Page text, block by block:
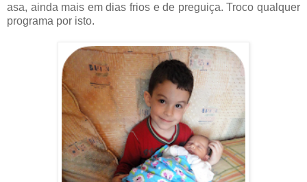
asa, ainda mais em dias frios e de preguiça. Troco qualquer
programa por isto.